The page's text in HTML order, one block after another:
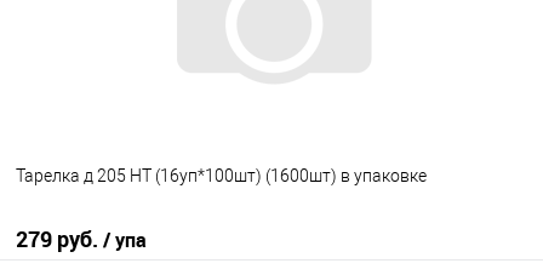
Тарелка д 205 НТ (16уп*100шт) (1600шт) в упаковке
279 руб. / упа